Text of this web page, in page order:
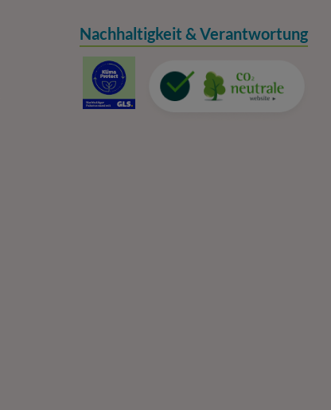
Nachhaltigkeit & Verantwortung